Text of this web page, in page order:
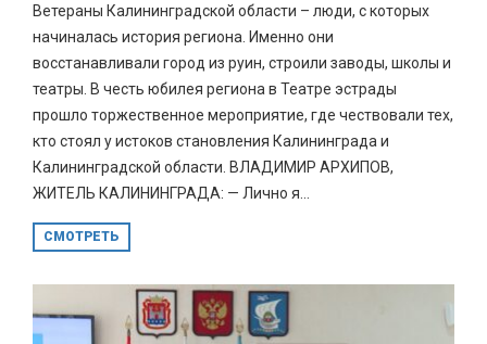
Ветераны Калининградской области – люди, с которых
начиналась история региона. Именно они
восстанавливали город из руин, строили заводы, школы и
театры. В честь юбилея региона в Театре эстрады
прошло торжественное мероприятие, где чествовали тех,
кто стоял у истоков становления Калининграда и
Калининградской области. ВЛАДИМИР АРХИПОВ,
ЖИТЕЛЬ КАЛИНИНГРАДА: — Лично я...
СМОТРЕТЬ